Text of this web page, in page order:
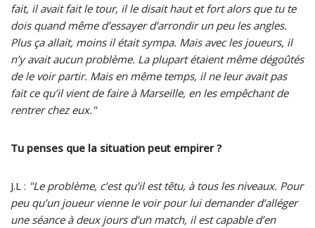
fait, il avait fait le tour, il le disait haut et fort alors que tu te
dois quand même d’essayer d’arrondir un peu les angles.
Plus ça allait, moins il était sympa. Mais avec les joueurs, il
n’y avait aucun problème. La plupart étaient même dégoûtés
de le voir partir. Mais en même temps, il ne leur avait pas
fait ce qu’il vient de faire à Marseille, en les empêchant de
rentrer chez eux."
Tu penses que la situation peut empirer ?
J.L : "Le problème, c’est qu’il est têtu, à tous les niveaux. Pour
peu qu’un joueur vienne le voir pour lui demander d’alléger
une séance à deux jours d’un match, il est capable d’en